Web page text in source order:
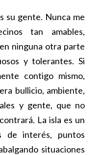
su gente. Nunca me
tan amables,
ninguna otra parte
y tolerantes. Si
contigo mismo,
bullicio, ambiente,
y gente, que no
La isla es un
de interés, puntos
situaciones